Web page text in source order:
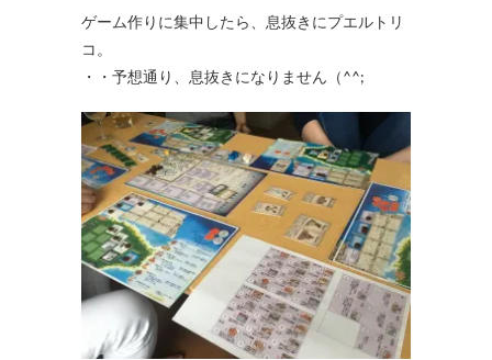
ゲーム作りに集中したら、息抜きにプエルトリ
コ。
・・予想通り、息抜きになりません（^^;